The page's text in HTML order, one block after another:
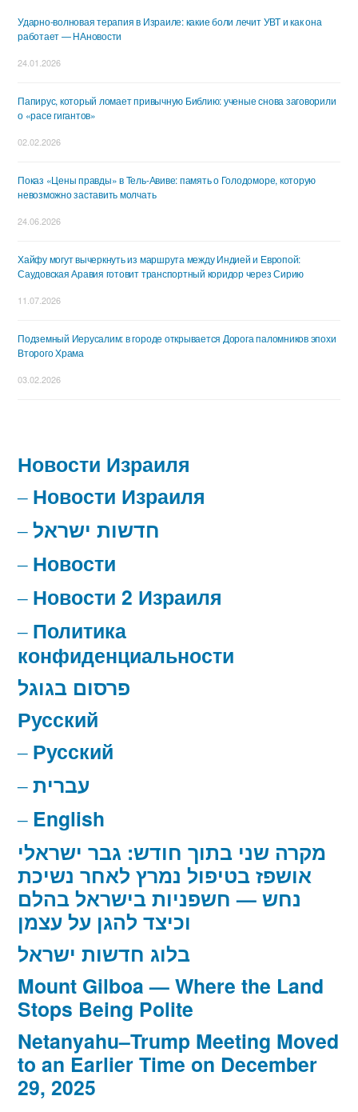
Ударно-волновая терапия в Израиле: какие боли лечит УВТ и как она
работает — НАновости
24.01.2026
Папирус, который ломает привычную Библию: ученые снова заговорили
о «расе гигантов»
02.02.2026
Показ «Цены правды» в Тель-Авиве: память о Голодоморе, которую
невозможно заставить молчать
24.06.2026
Хайфу могут вычеркнуть из маршрута между Индией и Европой:
Саудовская Аравия готовит транспортный коридор через Сирию
11.07.2026
Подземный Иерусалим: в городе открывается Дорога паломников эпохи
Второго Храма
03.02.2026
Новости Израиля
Новости Израиля
חדשות ישראל
Новости
Новости 2 Израиля
Политика
конфиденциальности
פרסום בגוגל
Русский
Русский
עברית
English
מקרה שני בתוך חודש: גבר ישראלי
אושפז בטיפול נמרץ לאחר נשיכת
נחש — חשפניות בישראל בהלם
וכיצד להגן על עצמן
בלוג חדשות ישראל
Mount Gilboa — Where the Land
Stops Being Polite
Netanyahu–Trump Meeting Moved
to an Earlier Time on December
29, 2025